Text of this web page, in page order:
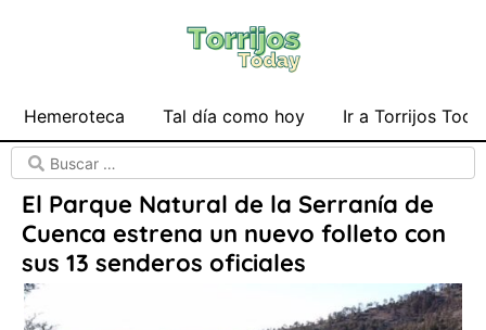
Hemeroteca Tal día como hoy Ir a Torrijos
El Parque Natural de la Serranía de
Cuenca estrena un nuevo folleto con
sus 13 senderos oficiales